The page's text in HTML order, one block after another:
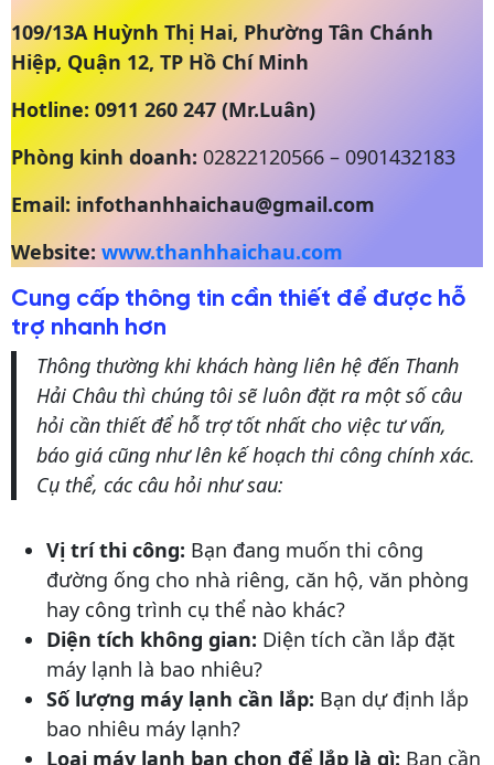
109/13A Huỳnh Thị Hai, Phường Tân Chánh
Hiệp, Quận 12, TP Hồ Chí Minh
Hotline: 0911 260 247 (Mr.Luân)
Phòng kinh doanh: 02822120566 – 0901432183
Email: infothanhhaichau@gmail.com
Website: www.thanhhaichau.com
Cung cấp thông tin cần thiết để được hỗ
trợ nhanh hơn
Thông thường khi khách hàng liên hệ đến Thanh
Hải Châu thì chúng tôi sẽ luôn đặt ra một số câu
hỏi cần thiết để hỗ trợ tốt nhất cho việc tư vấn,
báo giá cũng như lên kế hoạch thi công chính xác.
Cụ thể, các câu hỏi như sau:
Vị trí thi công: Bạn đang muốn thi công
đường ống cho nhà riêng, căn hộ, văn phòng
hay công trình cụ thể nào khác?
Diện tích không gian: Diện tích cần lắp đặt
máy lạnh là bao nhiêu?
Số lượng máy lạnh cần lắp: Bạn dự định lắp
bao nhiêu máy lạnh?
Loại máy lạnh bạn chọn để lắp là gì: Bạn cần